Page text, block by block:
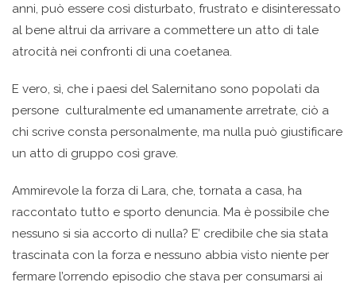
anni, può essere così disturbato, frustrato e disinteressato
al bene altrui da arrivare a commettere un atto di tale
atrocità nei confronti di una coetanea.
E vero, sì, che i paesi del Salernitano sono popolati da
persone culturalmente ed umanamente arretrate, ciò a
chi scrive consta personalmente, ma nulla può giustificare
un atto di gruppo così grave.
Ammirevole la forza di Lara, che, tornata a casa, ha
raccontato tutto e sporto denuncia. Ma è possibile che
nessuno si sia accorto di nulla? E’ credibile che sia stata
trascinata con la forza e nessuno abbia visto niente per
fermare l’orrendo episodio che stava per consumarsi ai